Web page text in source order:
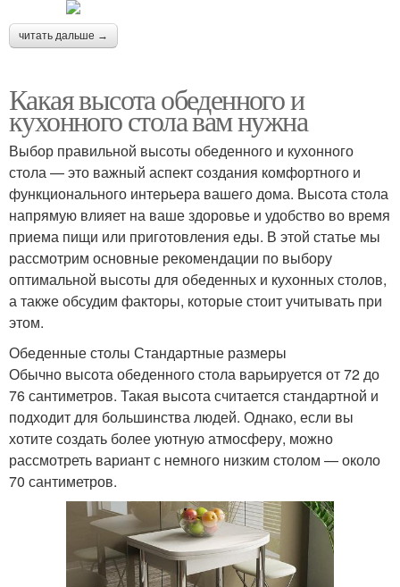
читать дальше →
Какая высота обеденного и
кухонного стола вам нужна
Выбор правильной высоты обеденного и кухонного
стола — это важный аспект создания комфортного и
функционального интерьера вашего дома. Высота стола
напрямую влияет на ваше здоровье и удобство во время
приема пищи или приготовления еды. В этой статье мы
рассмотрим основные рекомендации по выбору
оптимальной высоты для обеденных и кухонных столов,
а также обсудим факторы, которые стоит учитывать при
этом.
Обеденные столы Стандартные размеры
Обычно высота обеденного стола варьируется от 72 до
76 сантиметров. Такая высота считается стандартной и
подходит для большинства людей. Однако, если вы
хотите создать более уютную атмосферу, можно
рассмотреть вариант с немного низким столом — около
70 сантиметров.